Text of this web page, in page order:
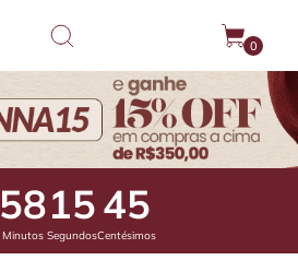
0
58
Minutos
14
Segundos
96
Centésimos